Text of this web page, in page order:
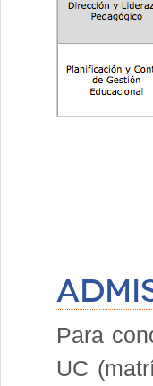
Para
UC